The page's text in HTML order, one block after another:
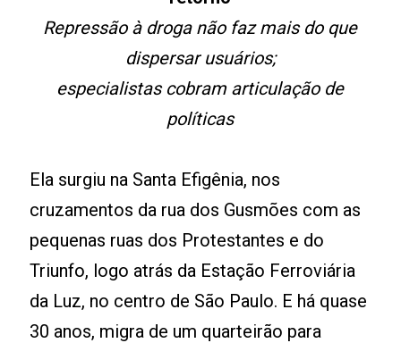
Repressão à droga não faz mais do que
dispersar usuários;
especialistas cobram articulação de
políticas
Ela surgiu na Santa Efigênia, nos
cruzamentos da rua dos Gusmões com as
pequenas ruas dos Protestantes e do
Triunfo, logo atrás da Estação Ferroviária
da Luz, no centro de São Paulo. E há quase
30 anos, migra de um quarteirão para